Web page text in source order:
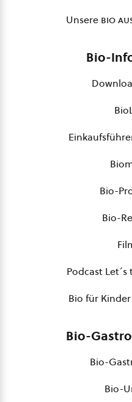
Unsere bio
Bio-
Bio-
Bio-
Podcast
Bio für
Bio-
Bio-
Bio-